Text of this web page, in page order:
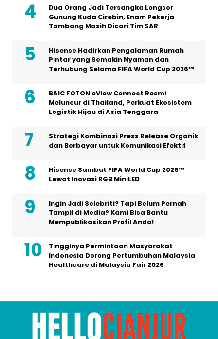
Dua Orang Jadi Tersangka Longsor
Gunung Kuda Cirebin, Enam Pekerja
Tambang Masih Dicari Tim SAR
Hisense Hadirkan Pengalaman Rumah
Pintar yang Semakin Nyaman dan
Terhubung Selama FIFA World Cup 2026™
BAIC FOTON eView Connect Resmi
Meluncur di Thailand, Perkuat Ekosistem
Logistik Hijau di Asia Tenggara
Strategi Kombinasi Press Release Organik
dan Berbayar untuk Komunikasi Efektif
Hisense Sambut FIFA World Cup 2026™
Lewat Inovasi RGB MiniLED
Ingin Jadi Selebriti? Tapi Belum Pernah
Tampil di Media? Kami Bisa Bantu
Mempublikasikan Profil Anda!
Tingginya Permintaan Masyarakat
Indonesia Dorong Pertumbuhan Malaysia
Healthcare di Malaysia Fair 2026